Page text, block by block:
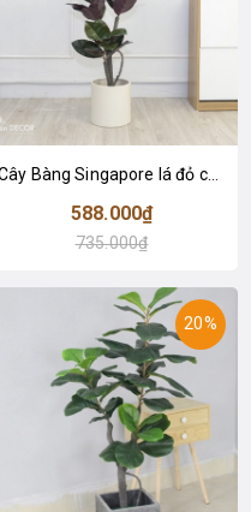
Cây Bàng Singapore lá đỏ cây giả trang trí Lan Decor (110cm) - LC2918-1
588.000₫
735.000₫
20%